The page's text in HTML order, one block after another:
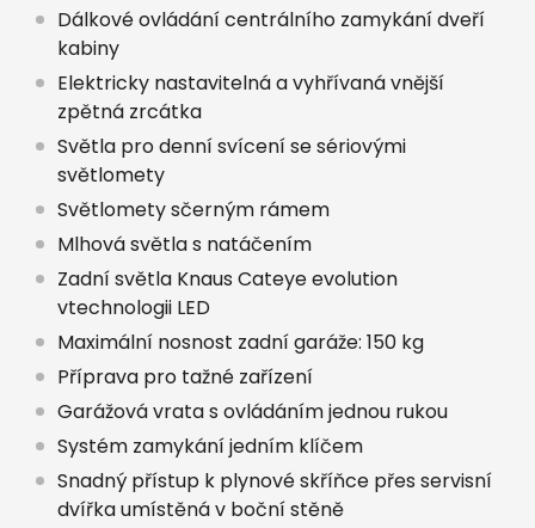
Dálkové ovládání centrálního zamykání dveří
kabiny
Elektricky nastavitelná a vyhřívaná vnější
zpětná zrcátka
Světla pro denní svícení se sériovými
světlomety
Světlomety sčerným rámem
Mlhová světla s natáčením
Zadní světla Knaus Cateye evolution
vtechnologii LED
Maximální nosnost zadní garáže: 150 kg
Příprava pro tažné zařízení
Garážová vrata s ovládáním jednou rukou
Systém zamykání jedním klíčem
Snadný přístup k plynové skříňce přes servisní
dvířka umístěná v boční stěně